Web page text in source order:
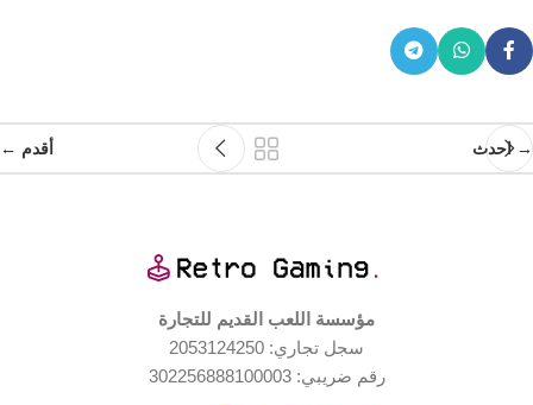
→ احدث أقدم ←
مؤسسة اللعب القديم للتجارة
سجل تجاري: 2053124250
رقم ضريبي: 302256888100003